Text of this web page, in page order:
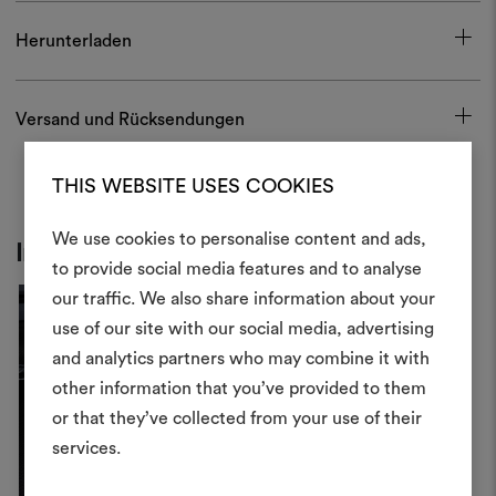
THIS WEBSITE USES COOKIES
We use cookies to personalise content and ads,
to provide social media features and to analyse
our traffic. We also share information about your
use of our site with our social media, advertising
and analytics partners who may combine it with
other information that you’ve provided to them
or that they’ve collected from your use of their
services.
Herunterladen
Versand und Rücksendungen
Inspiration
Ein
erstellen
Ein interaktives Tool, mit
Ideen zum Leben
anderen teilen können,